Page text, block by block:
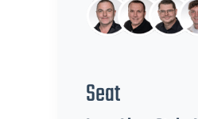
Seat